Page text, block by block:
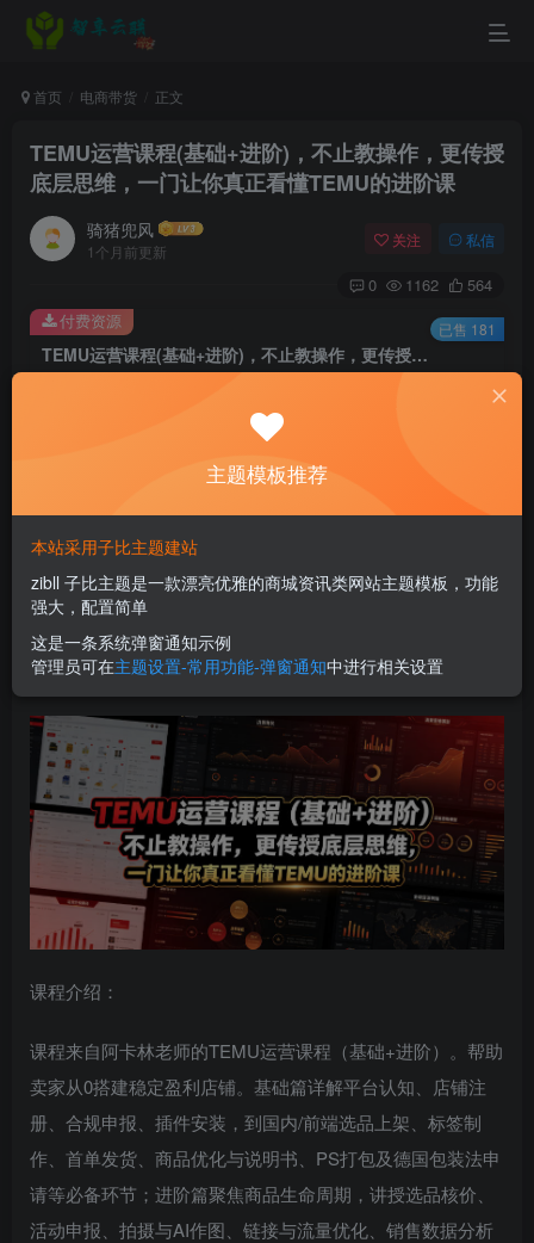
首页 电商带货 正文
TEMU运营课程(基础+进阶)，不止教操作，更传授
底层思维，一门让你真正看懂TEMU的进阶课
骑猪兜风
1个月前更新
关注 私信
0 1162 564
TEMU运营课程(基础+进阶)，不止教操作，更传授底层思维，一门让你真正看懂TEMU的进阶课
9.9
付费资源 已售 181
TEMU运营课程（基础+进阶），不止教操作，更传授底层思
维，一门让你真正看懂TEMU的进阶课
课程介绍：
课程来自阿卡林老师的TEMU运营课程（基础+进阶）。帮助
卖家从0搭建稳定盈利店铺。基础篇详解平台认知、店铺注
册、合规申报、插件安装，到国内/前端选品上架、标签制
作、首单发货、商品优化与说明书、PS打包及德国包装法申
请等必备环节；进阶篇聚焦商品生命周期，讲授选品核价、
活动申报、拍摄与AI作图、链接与流量优化、销售数据分析
主题模板推荐
本站采用子比主题建站
zibll 子比主题是一款漂亮优雅的商城资讯类网站主题模板，功能
强大，配置简单
这是一条系统弹窗通知示例
管理员可在主题设置-常用功能-弹窗通知中进行相关设置